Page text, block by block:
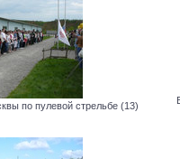
по пулевой стрельбе (13)